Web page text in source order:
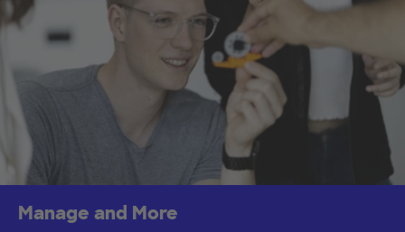
Manage and More